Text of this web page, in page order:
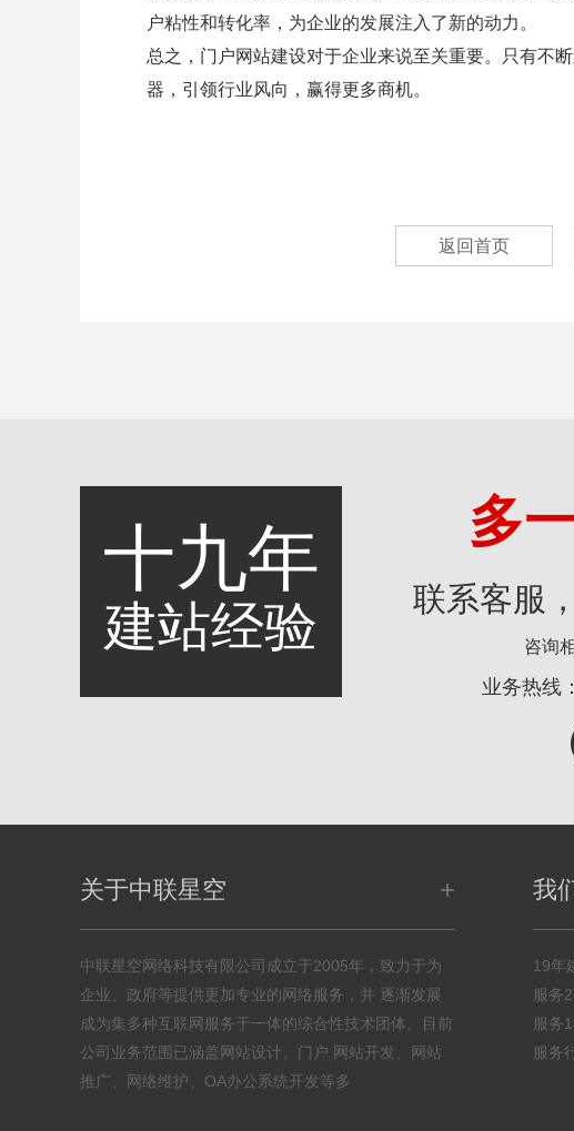
户粘性和转化率，为企业的发展注入了新的动力。
总之，门户网站建设对于企业来说至关重要。只有不
器，引领行业风向，赢得更多商机。
返回首页
十九年
建站经验
多
联系客服
咨询
业务热线：
关于中联星空 +
中联星空网络科技有限公司成立于2005年，致力于为
企业、政府等提供更加专业的网络服务，并 逐渐发展
成为集多种互联网服务于一体的综合性技术团体。目前
公司业务范围已涵盖网站设计、门户 网站开发、网站
推广、网络维护、OA办公系统开发等多
我
19年
服务
服务
服务